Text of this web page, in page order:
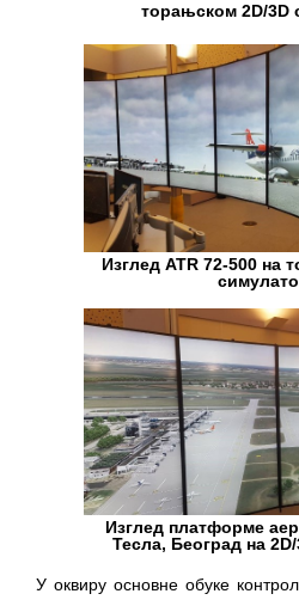
торањском 2D/3D
Изглед ATR 72-500 на
Изглед платформе
Тесла, Београд на
У оквиру основне обуке